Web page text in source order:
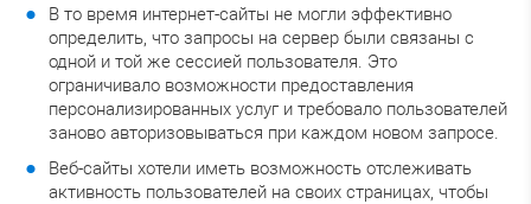
В то время интернет-сайты не могли эффективно
определить, что запросы на сервер были связаны с
одной и той же сессией пользователя. Это
ограничивало возможности предоставления
персонализированных услуг и требовало пользователей
заново авторизовываться при каждом новом запросе.
Веб-сайты хотели иметь возможность отслеживать
активность пользователей на своих страницах, чтобы